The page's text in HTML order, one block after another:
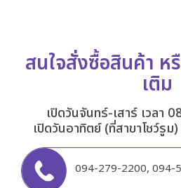
สนใจสั่งซื้อสินค้า ห
เติม
เปิดวันจันทร์-เสาร์ เวลา
เปิดวันอาทิตย์ (ที่สาขาโชว์รู
094-279-2200, 094-